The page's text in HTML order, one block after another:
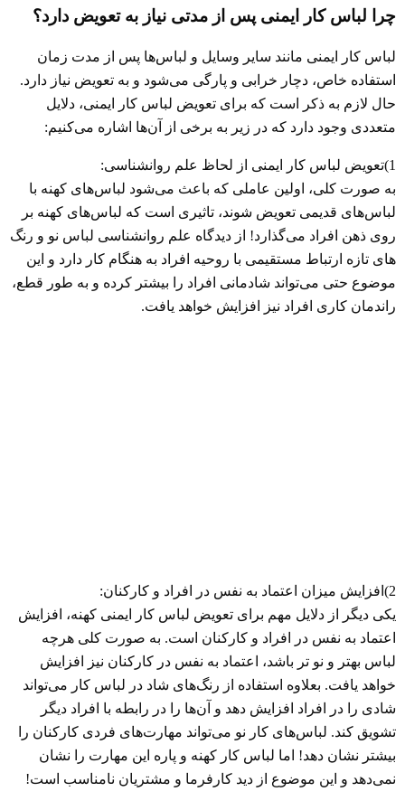
چرا لباس کار ایمنی پس از مدتی نیاز به تعویض دارد؟
لباس کار ایمنی مانند سایر وسایل و لباس‌ها پس از مدت زمان
استفاده خاص، دچار خرابی و پارگی می‌شود و به تعویض نیاز دارد.
حال لازم به ذکر است که برای تعویض لباس کار ایمنی، دلایل
متعددی وجود دارد که در زیر به برخی از آن‌ها اشاره می‌کنیم:
1)تعویض لباس کار ایمنی از لحاظ علم روانشناسی:
به صورت کلی، اولین عاملی که باعث می‌شود لباس‌های کهنه با
لباس‌های قدیمی تعویض شوند، تاثیری است که لباس‌های کهنه بر
روی ذهن افراد می‌گذارد! از دیدگاه علم روانشناسی لباس نو و رنگ
های تازه ارتباط مستقیمی با روحیه افراد به هنگام کار دارد و این
موضوع حتی می‌تواند شادمانی افراد را بیشتر کرده و به طور قطع،
راندمان کاری افراد نیز افزایش خواهد یافت.
2)افزایش میزان اعتماد به نفس در افراد و کارکنان:
یکی دیگر از دلایل مهم برای تعویض لباس کار ایمنی کهنه، افزایش
اعتماد به نفس در افراد و کارکنان است. به صورت کلی هرچه
لباس بهتر و نو تر باشد، اعتماد به نفس در کارکنان نیز افزایش
خواهد یافت. بعلاوه استفاده از رنگ‌های شاد در لباس کار می‌تواند
شادی را در افراد افزایش دهد و آن‌ها را در رابطه با افراد دیگر
تشویق کند. لباس‌های کار نو می‌تواند مهارت‌های فردی کارکنان را
بیشتر نشان دهد! اما لباس کار کهنه و پاره این مهارت را نشان
نمی‌دهد و این موضوع از دید کارفرما و مشتریان نامناسب است!